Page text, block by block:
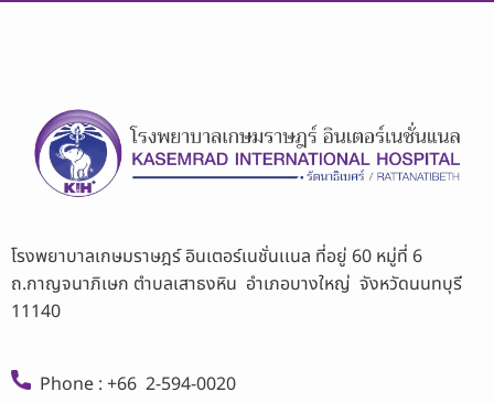
โรงพยาบาลเกษมราษฎร์ อินเตอร์เนชั่นเเนล ที่อยู่ 60 หมู่ที่ 6
ถ.กาญจนาภิเษก ตำบลเสาธงหิน อำเภอบางใหญ่ จังหวัดนนทบุรี
11140
Phone : +66 2-594-0020